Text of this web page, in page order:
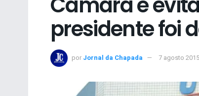
presidente foi
por Jornal da Chapada 7 agosto